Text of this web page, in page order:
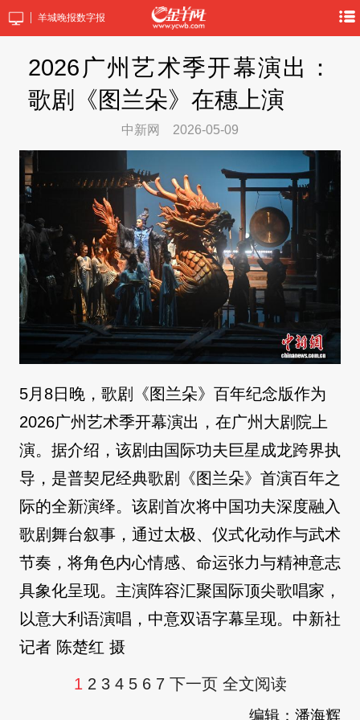
羊城晚报数字报
2026广州艺术季开幕演出：
歌剧《图兰朵》在穗上演
中新网 2026-05-09
5月8日晚，歌剧《图兰朵》百年纪念版作为
2026广州艺术季开幕演出，在广州大剧院上
演。据介绍，该剧由国际功夫巨星成龙跨界执
导，是普契尼经典歌剧《图兰朵》首演百年之
际的全新演绎。该剧首次将中国功夫深度融入
歌剧舞台叙事，通过太极、仪式化动作与武术
节奏，将角色内心情感、命运张力与精神意志
具象化呈现。主演阵容汇聚国际顶尖歌唱家，
以意大利语演唱，中意双语字幕呈现。中新社
记者 陈楚红 摄
1 2 3 4 5 6 7 下一页 全文阅读
编辑：潘海辉